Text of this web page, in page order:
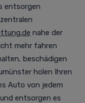
entsorgen
nahe der
mehr fahren
beschädigen
holen Ihren
Auto von jedem
entsorgen es